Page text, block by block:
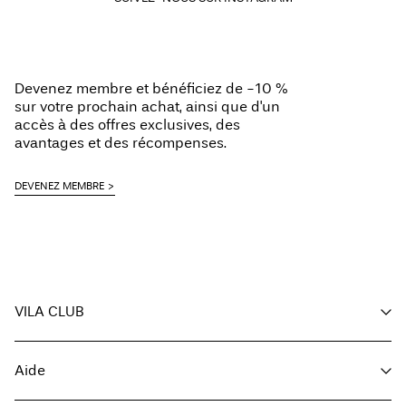
Devenez membre et bénéficiez de -10 %
sur votre prochain achat, ainsi que d'un
accès à des offres exclusives, des
avantages et des récompenses.
DEVENEZ MEMBRE
VILA CLUB
Devenir membre
Mon compte
Aide